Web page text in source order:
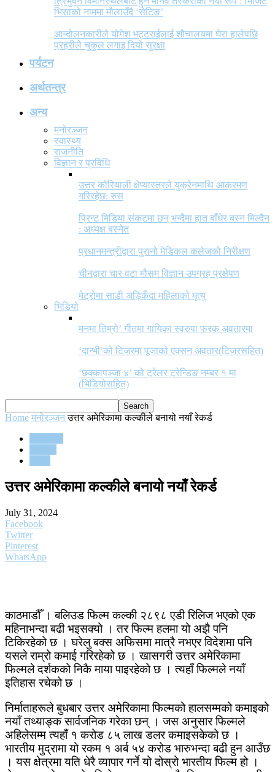
भिसाको नाममा मौलाउँदै ‘सेटिङ’
आन्दोलनकारीले योगेश भट्टराईलाई शौचालयमा घेरा हालेपछि
प्रहरीले चुकुल लगाइ दियो सुरक्षा
पर्यटन
अर्थतन्त्र
अन्य
मनोरञ्जन
स्वास्थ्य
राजनीति
विज्ञान र प्रविधि
उत्तर कोरियाली क्षेप्यास्त्रले युक्रेनमाथि आक्रमण
गरिरहेछ: रुस
प्रिन्ट मिडिया संकटमा छन् भन्दैमा हात बाँधेर बस्न मिल्दैन
: अध्यक्ष बस्नेत
प्रधानमन्त्रीद्वारा पुरानो मेडिकल कलेजको निरीक्षण
चीनद्वारा चार वटा मौसम विज्ञान उपग्रह प्रक्षेपण
मेट्रोमा साडी अड्किँदा महिलाको मृत्यु
भिडियो
मनमा तिम्रो’ गीतमा गायिका स्वरुपा फरक अवतारमा
‘दान्भी’को टिजरमा पूजाको एक्सन अवतार(टिजरसहित)
‘छक्कापञ्जा ४’ को ट्रेलर ट्रेन्डिङ नम्बर १ मा
(भिडियोसहित)
Home मनोरञ्जन उत्तर अमेरिकामा कल्कीले बनायो नयाँ रेकर्ड
उत्तर अमेरिकामा कल्कीले बनायो नयाँ रेकर्ड
July 31, 2024
Facebook
Twitter
Pinterest
WhatsApp
काठमाडौँ । बलिउड फिल्म कल्की २८९८ एडी रिलिज भएको एक
महिनाभन्दा बढी भइसक्यो । तर फिल्म हलमा यो अझै पनि
टिकिरहेको छ । घरेलु बक्स अफिसमा मात्रै नभएर विदेशमा पनि
यसले राम्रो कमाई गरिरहेको छ । खासगरी उत्तर अमेरिकामा
फिल्मले दर्शकको निकै माया पाइरहेको छ । त्यहाँ फिल्मले नयाँ
इतिहास रचेको छ ।
निर्माताहरूले बुधबार उत्तर अमेरिकामा फिल्मको हालसम्मको कमाइको
नयाँ तथ्याङ्क सार्वजनिक गरेका छन् । जस अनुसार फिल्मले
अहिलेसम्म त्यहाँ १ करोड ८५ लाख डलर कमाइसकेको छ ।
भारतीय मुद्रामा यो रकम १ अर्ब ५४ करोड भारुभन्दा बढी हुन आउँछ
। यस क्षेत्रमा यति धेरै व्यापार गर्ने यो दोस्रो भारतीय फिल्म हो ।